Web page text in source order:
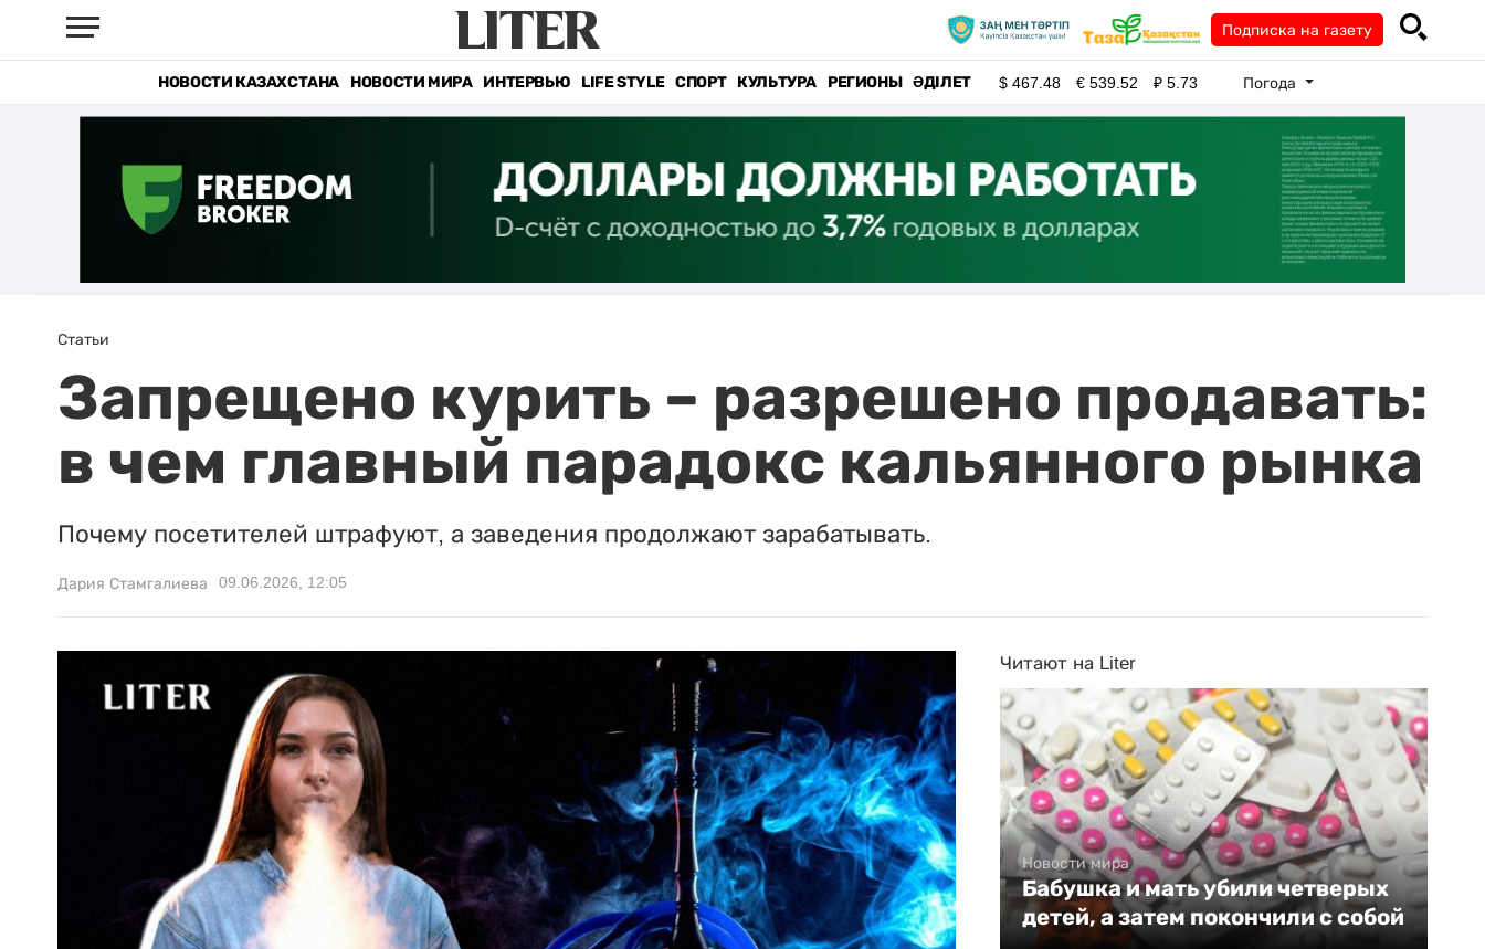
Подписка на газету
НОВОСТИ КАЗАХСТАНА НОВОСТИ МИРА ИНТЕРВЬЮ LIFE STYLE СПОРТ КУЛЬТУРА РЕГИОНЫ ӘДІЛЕТ $467.48 €539.52 ₽5.73 Погода
Статьи
Запрещено курить – разрешено продавать:
в чем главный парадокс кальянного рынка
Почему посетителей штрафуют, а заведения продолжают зарабатывать.
Дария Стамгалиева 09.06.2026, 12:05
Читают на Liter
Новости мира
Бабушка и мать убили четверых
детей, а затем покончили с собой